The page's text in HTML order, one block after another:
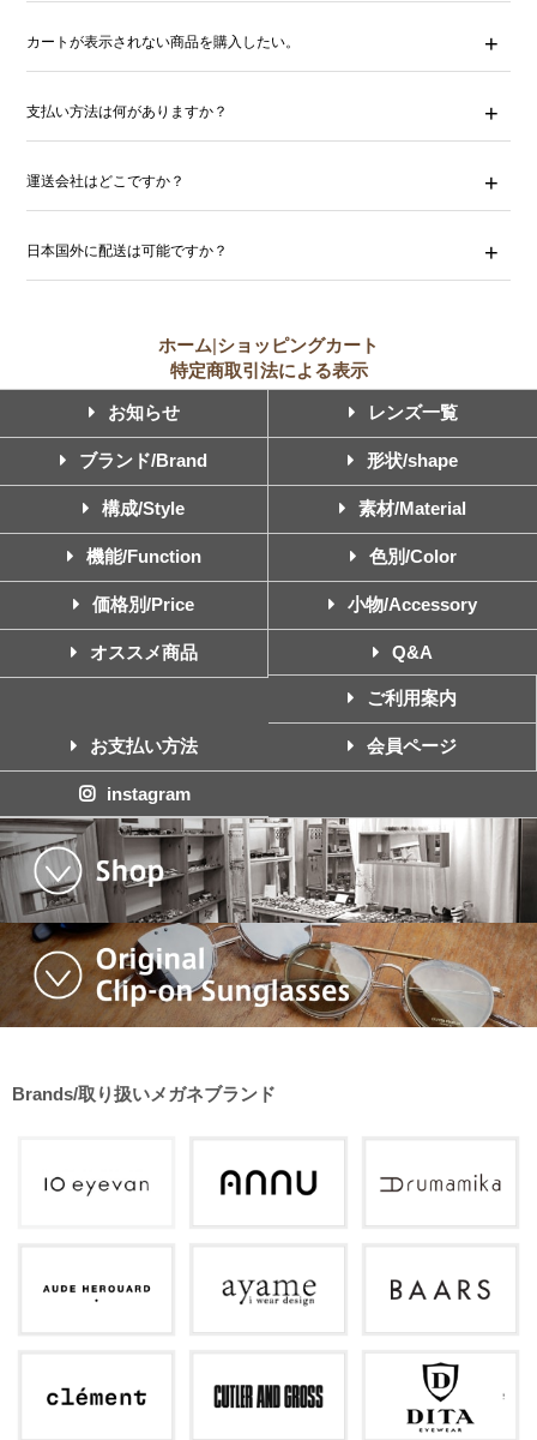
カートが表示されない商品を購入したい。
支払い方法は何がありますか？
運送会社はどこですか？
日本国外に配送は可能ですか？
ホーム|ショッピングカート
特定商取引法による表示
お知らせ レンズ一覧
ブランド/Brand 形状/shape
構成/Style 素材/Material
機能/Function 色別/Color
価格別/Price 小物/Accessory
オススメ商品 Q&A
ご利用案内
お支払い方法 会員ページ
instagram
Brands/取り扱いメガネブランド